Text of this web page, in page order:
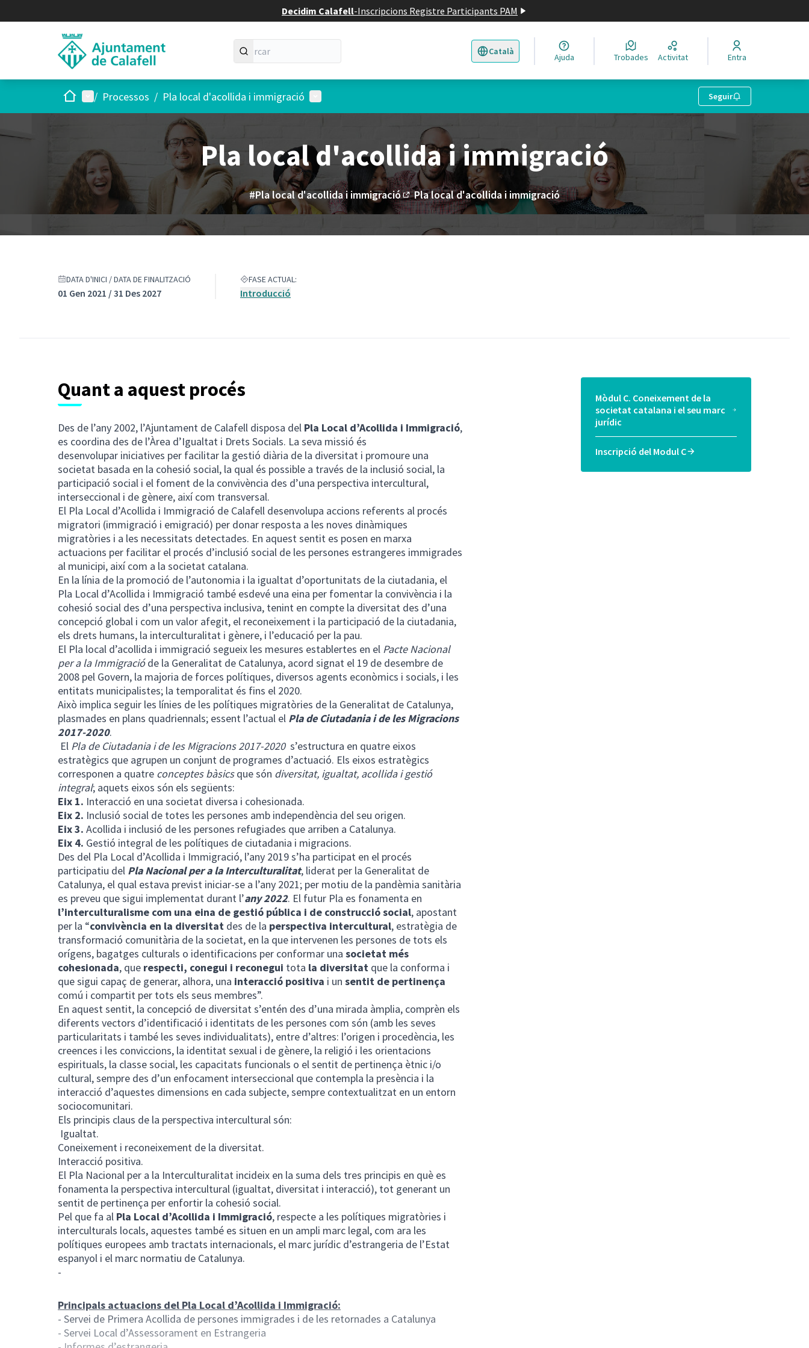
Decidim Calafell-Inscripcions Registre Participants PAM
Català
Triar la llengua Elegir el idioma
Ajuda Trobades Activitat Entra
Inici Menú principal
/ Processos / Pla local d'acollida i immigració Menú d'usuari Seguir
Pla local d'acollida i immigració
#Pla local d'acollida i immigració
(Enllaç extern)
Pla local d'acollida i immigració
DATA D'INICI / DATA DE FINALITZACIÓ
01 Gen 2021 / 31 Des 2027
FASE ACTUAL:
Introducció
Quant a aquest procés
Des de l’any 2002, l’Ajuntament de Calafell disposa del Pla Local d’Acollida i Immigració,
es coordina des de l’Àrea d’Igualtat i Drets Socials. La seva missió és
desenvolupar iniciatives per facilitar la gestió diària de la diversitat i promoure una
societat basada en la cohesió social, la qual és possible a través de la inclusió social, la
participació social i el foment de la convivència des d’una perspectiva intercultural,
interseccional i de gènere, així com transversal.
El Pla Local d’Acollida i Immigració de Calafell desenvolupa accions referents al procés
migratori (immigració i emigració) per donar resposta a les noves dinàmiques
migratòries i a les necessitats detectades. En aquest sentit es posen en marxa
actuacions per facilitar el procés d’inclusió social de les persones estrangeres immigrades
al municipi, així com a la societat catalana.
En la línia de la promoció de l’autonomia i la igualtat d’oportunitats de la ciutadania, el
Pla Local d’Acollida i Immigració també esdevé una eina per fomentar la convivència i la
cohesió social des d’una perspectiva inclusiva, tenint en compte la diversitat des d’una
concepció global i com un valor afegit, el reconeixement i la participació de la ciutadania,
els drets humans, la interculturalitat i gènere, i l’educació per la pau.
El Pla local d’acollida i immigració segueix les mesures establertes en el Pacte Nacional
per a la Immigracióde la Generalitat de Catalunya, acord signat el 19 de desembre de
2008 pel Govern, la majoria de forces polítiques, diversos agents econòmics i socials, i les
entitats municipalistes; la temporalitat és fins el 2020.
Això implica seguir les línies de les polítiques migratòries de la Generalitat de Catalunya,
plasmades en plans quadriennals; essent l’actual el Pla de Ciutadania i de les Migracions
2017-2020.
El Pla de Ciutadania i de les Migracions 2017-2020 s’estructura en quatre eixos
estratègics que agrupen un conjunt de programes d’actuació. Els eixos estratègics
corresponen a quatre conceptes bàsicsque són diversitat, igualtat, acollida i gestió
integral; aquets eixos són els següents:
Eix 1. Interacció en una societat diversa i cohesionada.
Eix 2. Inclusió social de totes les persones amb independència del seu origen.
Eix 3. Acollida i inclusió de les persones refugiades que arriben a Catalunya.
Eix 4. Gestió integral de les polítiques de ciutadania i migracions.
Des del Pla Local d’Acollida i Immigració, l’any 2019 s’ha participat en el procés
participatiu del Pla Nacional per a la Interculturalitat, liderat per la Generalitat de
Catalunya, el qual estava previst iniciar-se a l’any 2021; per motiu de la pandèmia sanitària
es preveu que sigui implementat durant l’any 2022. El futur Pla es fonamenta en
l’interculturalisme com una eina de gestió pública i de construcció social, apostant
per la “convivència en la diversitat des de la perspectiva intercultural, estratègia de
transformació comunitària de la societat, en la que intervenen les persones de tots els
orígens, bagatges culturals o identificacions per conformar una societat més
cohesionada, que respecti, conegui i reconegui tota la diversitat que la conforma i
que sigui capaç de generar, alhora, una interacció positiva i un sentit de pertinença
comú i compartit per tots els seus membres”.
En aquest sentit, la concepció de diversitat s’entén des d’una mirada àmplia, comprèn els
diferents vectors d’identificació i identitats de les persones com són (amb les seves
particularitats i també les seves individualitats), entre d’altres: l’origen i procedència, les
creences i les conviccions, la identitat sexual i de gènere, la religió i les orientacions
espirituals, la classe social, les capacitats funcionals o el sentit de pertinença ètnic i/o
cultural, sempre des d’un enfocament interseccional que contempla la presència i la
interacció d’aquestes dimensions en cada subjecte, sempre contextualitzat en un entorn
sociocomunitari.
Els principis claus de la perspectiva intercultural són:
Igualtat.
Coneixement i reconeixement de la diversitat.
Interacció positiva.
El Pla Nacional per a la Interculturalitat incideix en la suma dels tres principis en què es
fonamenta la perspectiva intercultural (igualtat, diversitat i interacció), tot generant un
sentit de pertinença per enfortir la cohesió social.
Pel que fa al Pla Local d’Acollida i Immigració, respecte a les polítiques migratòries i
interculturals locals, aquestes també es situen en un ampli marc legal, com ara les
polítiques europees amb tractats internacionals, el marc jurídic d’estrangeria de l’Estat
espanyol i el marc normatiu de Catalunya.
-
Principals actuacions del Pla Local d’Acollida i Immigració:
- Servei de Primera Acollida de persones immigrades i de les retornades a Catalunya
- Servei Local d’Assessorament en Estrangeria
Mòdul C. Coneixement de la
societat catalana i el seu marc
jurídic
Inscripció del Modul C